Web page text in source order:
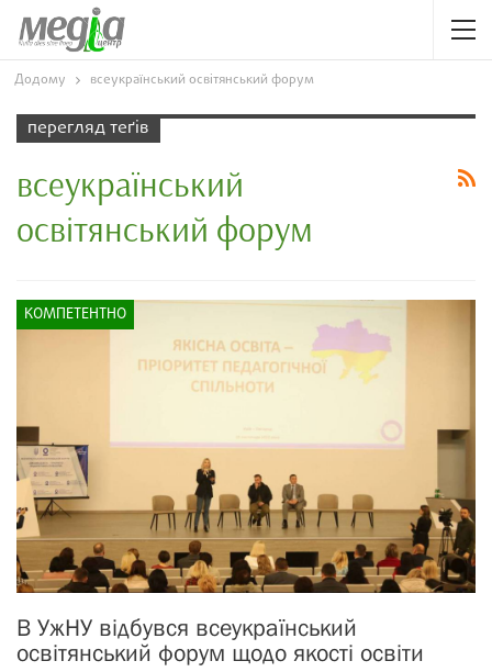
Додому всеукраїнський освітянський форум
перегляд теґів
всеукраїнський
освітянський форум
КОМПЕТЕНТНО
В УжНУ відбувся всеукраїнський
освітянський форум щодо якості освіти